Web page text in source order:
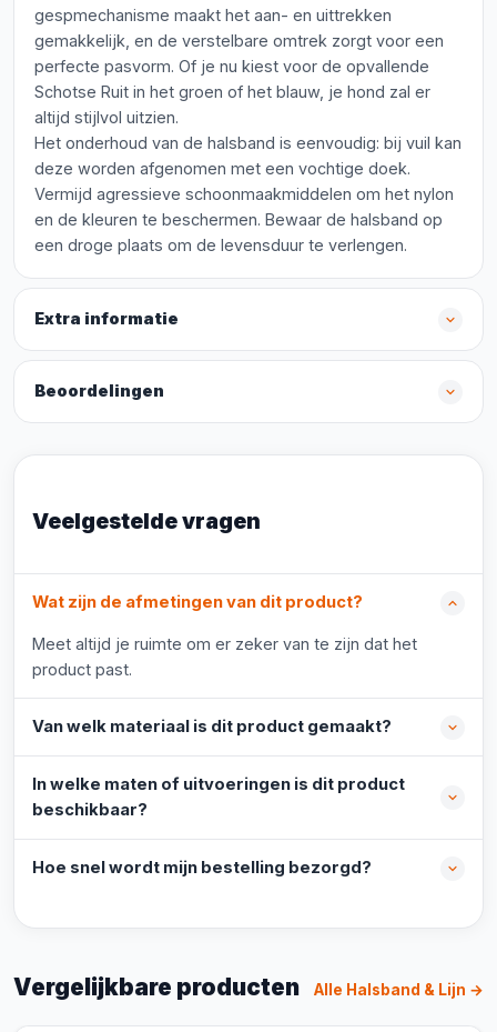
gespmechanisme maakt het aan- en uittrekken
gemakkelijk, en de verstelbare omtrek zorgt voor een
perfecte pasvorm. Of je nu kiest voor de opvallende
Schotse Ruit in het groen of het blauw, je hond zal er
altijd stijlvol uitzien.
Het onderhoud van de halsband is eenvoudig: bij vuil kan
deze worden afgenomen met een vochtige doek.
Vermijd agressieve schoonmaakmiddelen om het nylon
en de kleuren te beschermen. Bewaar de halsband op
een droge plaats om de levensduur te verlengen.
Extra informatie
Beoordelingen
Veelgestelde vragen
Wat zijn de afmetingen van dit product?
Meet altijd je ruimte om er zeker van te zijn dat het
product past.
Van welk materiaal is dit product gemaakt?
In welke maten of uitvoeringen is dit product
beschikbaar?
Hoe snel wordt mijn bestelling bezorgd?
Vergelijkbare producten Alle Halsband & Lijn →